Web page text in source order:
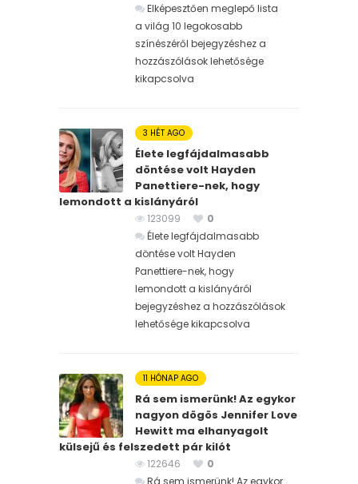
Elképesztően meglepő lista
a világ 10 legokosabb
színészéről bejegyzéshez a
hozzászólások lehetősége
kikapcsolva
3 HÉT AGO
Élete legfájdalmasabb
döntése volt Hayden
Panettiere-nek, hogy
lemondott a kislányáról
123099
0
Élete legfájdalmasabb
döntése volt Hayden
Panettiere-nek, hogy
lemondott a kislányáról
bejegyzéshez a hozzászólások
lehetősége kikapcsolva
11 HÓNAP AGO
Rá sem ismerünk! Az egykor
nagyon dögös Jennifer Love
Hewitt ma elhanyagolt
külsejű és felszedett pár kilót
122646
0
Rá sem ismerünk! Az egykor